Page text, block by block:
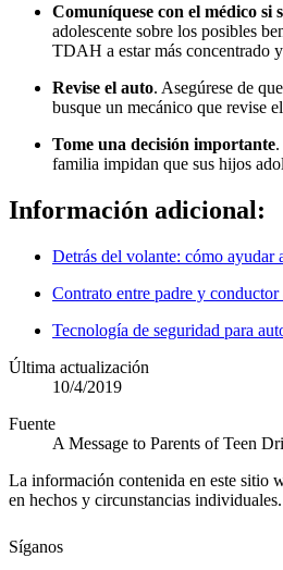
Comuníquese con el médico si
adolescente sobre los posibles
TDAH a estar más concentrado
Revise el auto. Asegúrese de
busque un mecánico que revise
Tome una decisión importante
familia impidan que sus hijos
Información adicional:
Detrás del volante: cómo ayudar
Contrato entre padre y conductor
Tecnología de seguridad para
Última actualización
10/4/2019
Fuente
A Message to Parents of Teen
La información contenida en este sitio
en hechos y circunstancias individuales.
Síganos